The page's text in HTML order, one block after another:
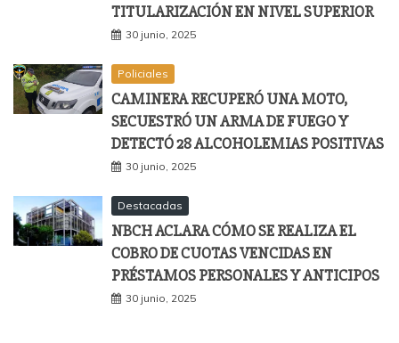
TITULARIZACIÓN EN NIVEL SUPERIOR
30 junio, 2025
Policiales
CAMINERA RECUPERÓ UNA MOTO,
SECUESTRÓ UN ARMA DE FUEGO Y
DETECTÓ 28 ALCOHOLEMIAS POSITIVAS
30 junio, 2025
Destacadas
NBCH ACLARA CÓMO SE REALIZA EL
COBRO DE CUOTAS VENCIDAS EN
PRÉSTAMOS PERSONALES Y ANTICIPOS
30 junio, 2025